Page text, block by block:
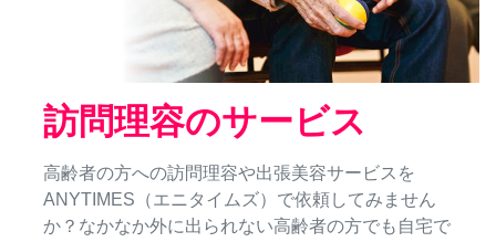
訪問理容のサービス
高齢者の方への訪問理容や出張美容サービスを
ANYTIMES（エニタイムズ）で依頼してみません
か？なかなか外に出られない高齢者の方でも自宅で